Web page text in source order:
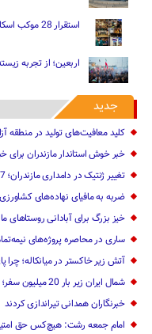
استقرار 28 موکب اسکان زائران در مشهد هم زمان با دهه پایانی صفر
اربعین؛ از تجربه
جدید
کلید معافیت‌های تولید در منطقه
خبر خوش استاندار مازندران برای
تغییر ژنتیک‌ در دامداری مازندران؛ 17 هزار رأس دام سنگین ‌اصلاح نژاد شد
ضربه ‌به مافیای نهاده‌های کشاورزی؛ 176 کیسه کود شیمیایی
خیز بزرگ برای آبادانی روستاهای مازندران؛ 850 طرح
ساری در محاصره پروژه‌های نیمه‌تمام؛ 324 سالهاست خاک
آتش زیر خاکستر در میانکاله؛ چرا
شمال ایران زیر بار 20 میلیون سفر؛ جاده‌هایی که دیگر نفس نمی‌کشند!
خبرنگاران همدانی تیراندازی کردند
امام جمعه رشت: هیچ‌کس حق امتیاز